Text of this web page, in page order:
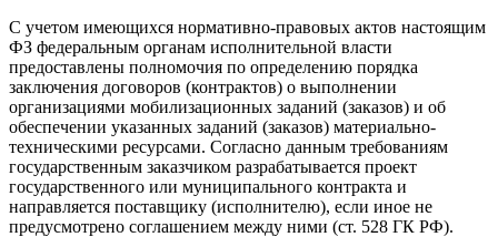
С учетом имеющихся нормативно-правовых актов настоящим
ФЗ федеральным органам исполнительной власти
предоставлены полномочия по определению порядка
заключения договоров (контрактов) о выполнении
организациями мобилизационных заданий (заказов) и об
обеспечении указанных заданий (заказов) материально-
техническими ресурсами. Согласно данным требованиям
государственным заказчиком разрабатывается проект
государственного или муниципального контракта и
направляется поставщику (исполнителю), если иное не
предусмотрено соглашением между ними (ст. 528 ГК РФ).